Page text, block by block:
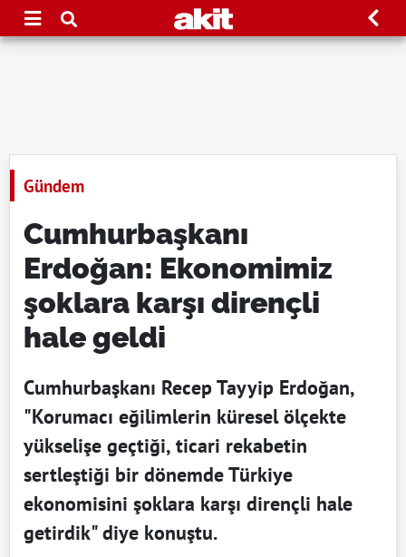
Gündem
Cumhurbaşkanı
Erdoğan: Ekonomimiz
şoklara karşı dirençli
hale geldi
Cumhurbaşkanı Recep Tayyip Erdoğan,
"Korumacı eğilimlerin küresel ölçekte
yükselişe geçtiği, ticari rekabetin
sertleştiği bir dönemde Türkiye
ekonomisini şoklara karşı dirençli hale
getirdik" diye konuştu.